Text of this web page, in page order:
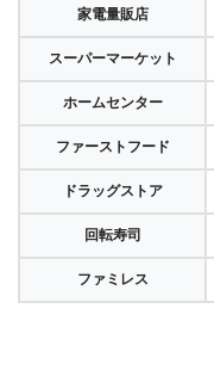
家電量販店
スーパーマーケット
ホームセンター
ファーストフード
ドラッグストア
回転寿司
ファミレス